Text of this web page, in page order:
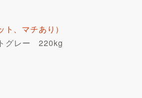
、マチあり）
レー 220kg